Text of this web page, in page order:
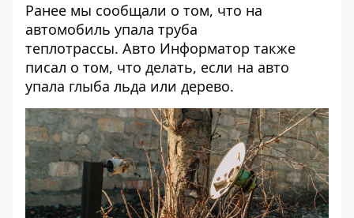
Ранее мы сообщали о том, что на
автомобиль упала труба
теплотрассы. Авто Информатор также
писал о том, что делать, если на авто
упала глыба льда или дерево.